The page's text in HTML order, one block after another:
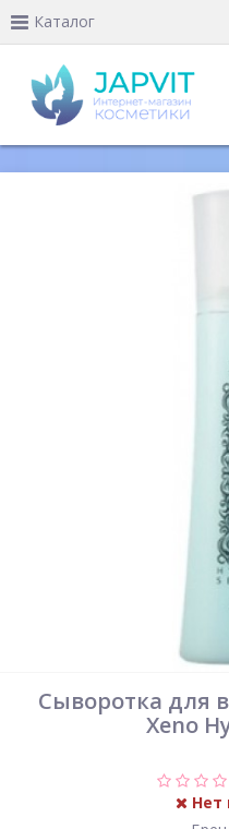
Каталог
Сыворотка для
Xeno
Нет